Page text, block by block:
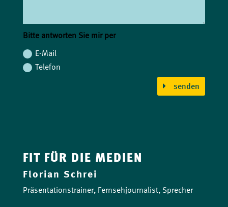
Bitte antworten Sie mir per
E-Mail
Telefon
senden
FIT FÜR DIE MEDIEN
Florian Schrei
Präsentationstrainer, Fernsehjournalist, Sprecher